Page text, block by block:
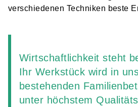
verschiedenen Techniken beste
Wirtschaftlichkeit steht
Ihr Werkstück wird in
bestehenden
unter höchstem